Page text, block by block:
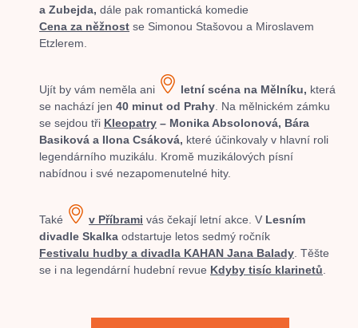
a Zubejda, dále pak romantická komedie
Cena za něžnost se Simonou Stašovou a Miroslavem
Etzlerem.
Ujít by vám neměla ani letní scéna na Mělníku, která
se nachází jen 40 minut od Prahy . Na mělnickém zámku
se sejdou tři Kleopatry – Monika Absolonová, Bára
Basiková a Ilona Csáková, které účinkovaly v hlavní roli
legendárního muzikálu. Kromě muzikálových písní
nabídnou i své nezapomenutelné hity.
Také v Příbrami vás čekají letní akce. V Lesním
divadle Skalka odstartuje letos sedmý ročník
Festivalu hudby a divadla KAHAN Jana Balady . Těšte
se i na legendární hudební revue Kdyby tisíc klarinetů